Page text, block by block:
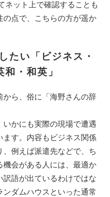
ネット上で確認することも
の点で、こちらの方が遥か
たい「 ビジネス・
和・和英 」
ら、俗に「海野さんの辞
かにも実際の現場で遭遇
ます。内容もビジネス関係
例えば派遣先などで、ち
機会がある人には、最適か
訳語が出ているわけではな
ダムハウスといった通常